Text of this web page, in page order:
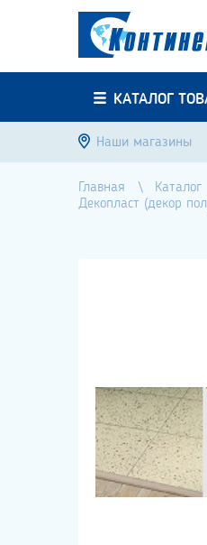
КАТАЛОГ
Наши магазины
Главная Каталог
Декопласт (декор